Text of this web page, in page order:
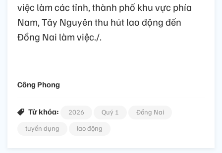
việc làm các tỉnh, thành phố khu vực phía
Nam, Tây Nguyên thu hút lao động đến
Đồng Nai làm việc./.
Công Phong
Từ khóa: 2026 Quý 1
Đồng Nai
tuyển dụng
lao động